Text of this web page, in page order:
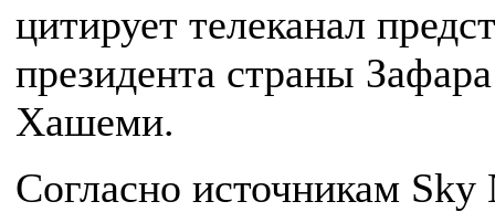
цитирует телеканал
президента страны Зафара
Хашеми.
Согласно источникам Sky